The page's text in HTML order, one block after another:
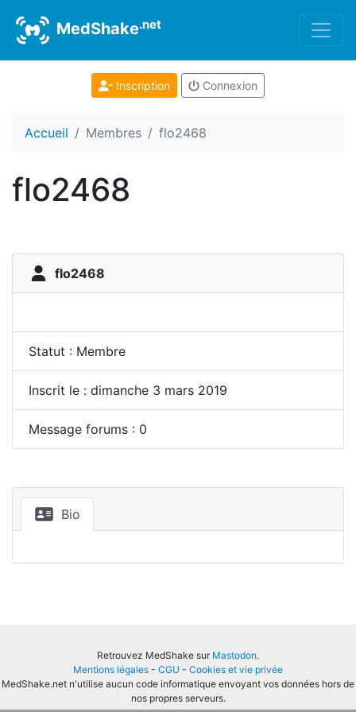
MedShake.net
Inscription Connexion
Accueil Membres flo2468
flo2468
flo2468
Statut : Membre
Inscrit le : dimanche 3 mars 2019
Message forums : 0
Bio
Retrouvez MedShake sur Mastodon.
Mentions légales - CGU - Cookies et vie privée
MedShake.net n'utilise aucun code informatique envoyant vos données hors de
nos propres serveurs.